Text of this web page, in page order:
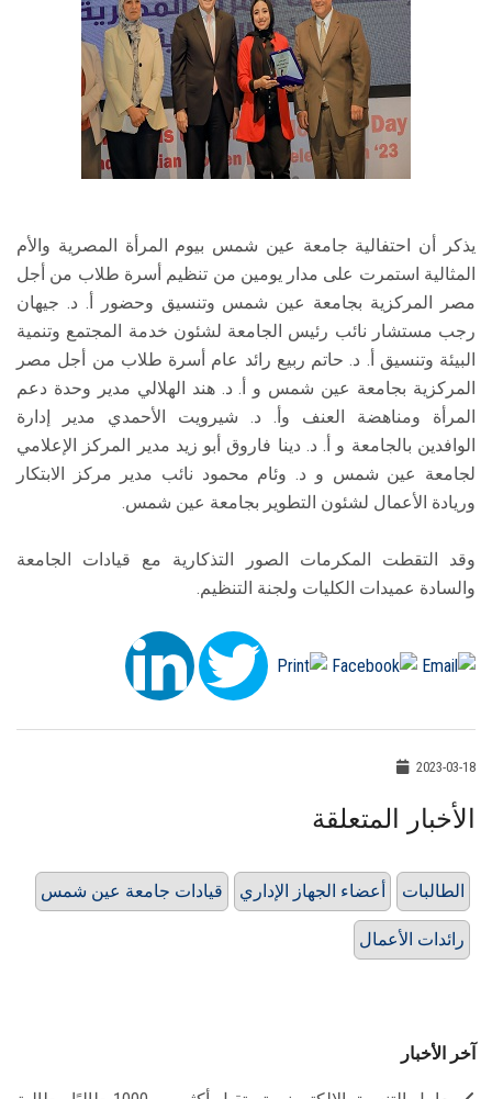
يذكر أن احتفالية جامعة عين شمس بيوم المرأة المصرية والأم
المثالية استمرت على مدار يومين من تنظيم أسرة طلاب من أجل
مصر المركزية بجامعة عين شمس وتنسيق وحضور أ. د. جيهان
رجب مستشار نائب رئيس الجامعة لشئون خدمة المجتمع وتنمية
البيئة وتنسيق أ. د. حاتم ربيع رائد عام أسرة طلاب من أجل مصر
المركزية بجامعة عين شمس و أ. د. هند الهلالي مدير وحدة دعم
المرأة ومناهضة العنف وأ. د. شيرويت الأحمدي مدير إدارة
الوافدين بالجامعة و أ. د. دينا فاروق أبو زيد مدير المركز الإعلامي
لجامعة عين شمس و د. وئام محمود نائب مدير مركز الابتكار
وريادة الأعمال لشئون التطوير بجامعة عين شمس.
وقد التقطت المكرمات الصور التذكارية مع قيادات الجامعة
والسادة عميدات الكليات ولجنة التنظيم.
2023-03-18
الأخبار المتعلقة
قيادات جامعة عين شمس أعضاء الجهاز الإداري الطالبات
رائدات الأعمال
آخر الأخبار